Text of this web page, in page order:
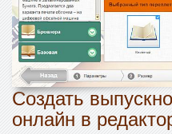
Создать
онлайн в